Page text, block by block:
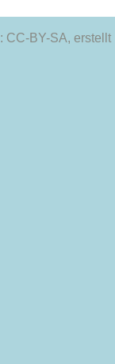
CC-BY-SA,